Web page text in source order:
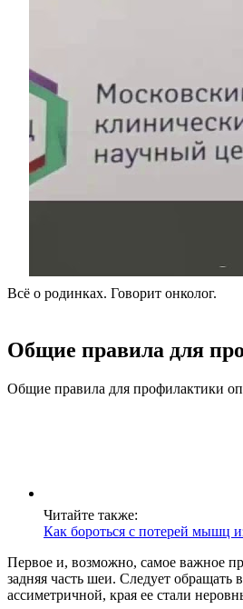
Всё о родинках. Говорит онколог.
Общие правила для
Общие правила для профилактики
Читайте также:
Как бороться с потерей мышц
Первое и, возможно, самое важное
задняя часть шеи. Следует
ассиметричной, края ее стали